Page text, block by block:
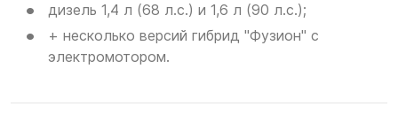
дизель 1,4 л (68 л.с.) и 1,6 л (90 л.с.);
+ несколько версий гибрид "Фузион" с
электромотором.